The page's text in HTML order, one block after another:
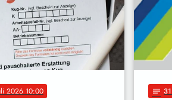
2026 10:00 notes 31